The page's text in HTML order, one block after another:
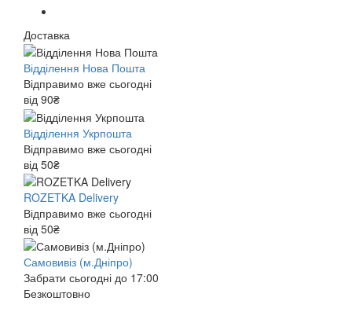
Доставка
Відділення Нова Пошта
Відправимо вже сьогодні
від 90₴
Відділення Укрпошта
Відправимо вже сьогодні
від 50₴
ROZETKA Delivery
Відправимо вже сьогодні
від 50₴
Самовивіз (м.Дніпро)
Забрати сьогодні до 17:00
Безкоштовно